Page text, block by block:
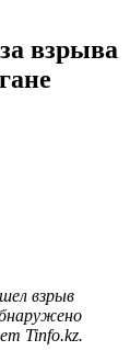
взрыва
взрыв
Tinfo.kz.